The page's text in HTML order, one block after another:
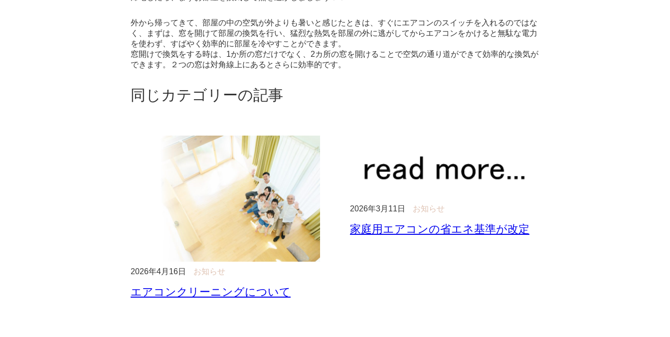
外から帰ってきて、部屋の中の空気が外よりも暑いと感じたときは、すぐにエアコンのスイッチを入れるのではな
く、まずは、窓を開けて部屋の換気を行い、猛烈な熱気を部屋の外に逃がしてからエアコンをかけると無駄な電力
を使わず、すばやく効率的に部屋を冷やすことができます。
窓開けで換気をする時は、1か所の窓だけでなく、2カ所の窓を開けることで空気の通り道ができて効率的な換気が
できます。２つの窓は対角線上にあるとさらに効率的です。
同じカテゴリーの記事
2026年4月16日 お知らせ
エアコンクリーニングについて
2026年3月11日 お知らせ
家庭用エアコンの省エネ基準が改定